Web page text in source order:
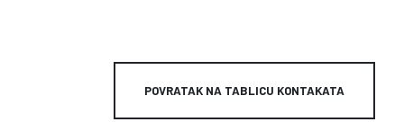
POVRATAK NA TABLICU KONTAKATA